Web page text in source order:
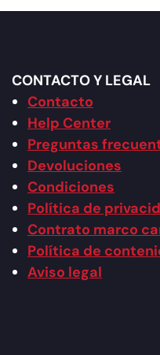
CONTACTO Y LEGAL
Contacto
Help Center
Preguntas
Devoluciones
Condiciones
Política de
Contrato marco
Política de
Aviso legal